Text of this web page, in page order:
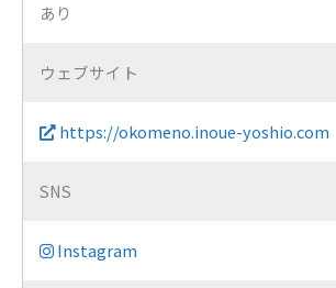
あり
ウェブサイト
https://okomeno.inoue-yoshio.com
SNS
Instagram